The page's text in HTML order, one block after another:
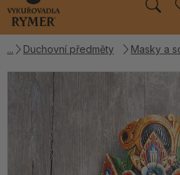
Duchovní předměty Masky a